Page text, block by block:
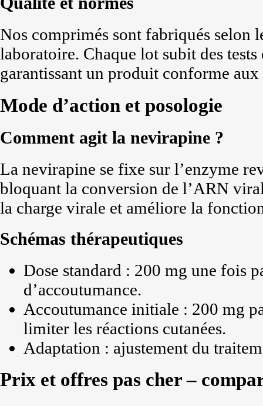
Nos comprimés sont fabriqués selon
laboratoire. Chaque lot subit des
garantissant un produit conforme aux
Mode d’action et posologie
Comment agit la nevirapine ?
La nevirapine se fixe sur l’enzyme
bloquant la conversion de l’ARN
la charge virale et améliore la
Schémas thérapeutiques
Dose standard : 200 mg une fois
d’accoutumance.
Accoutumance initiale : 200 mg
limiter les réactions cutanées.
Adaptation : ajustement du
Prix et offres pas cher –